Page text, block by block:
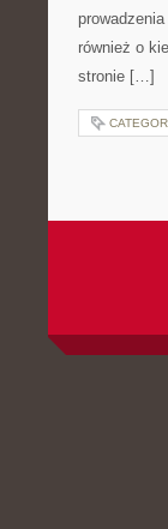
również o
stronie […]